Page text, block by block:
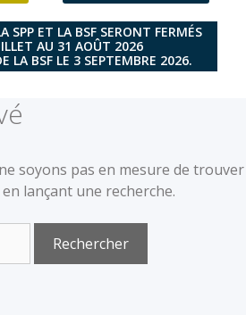
SPP ET LA BSF SERONT FERMÉS
AU 31 AOÛT 2026
LA BSF LE 3 SEPTEMBRE 2026.
soyons pas en mesure de trouver
lançant une recherche.